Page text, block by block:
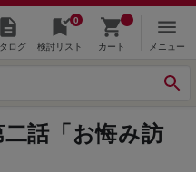
ログ
0
検討リスト カート メニュー
話「お悔み訪